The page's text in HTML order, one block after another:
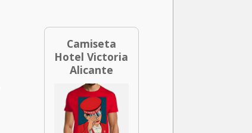
Camiseta
Hotel Victoria
Alicante